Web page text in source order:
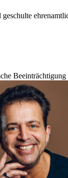
Beeinträchtigung